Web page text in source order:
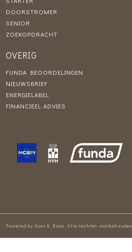
DOORSTROMER
SENIOR
ZOEKOPDRACHT
OVERIG
FUNDA BEOORDELINGEN
NIEUWSBRIEF
ENERGIELABEL
FINANCIEEL ADVIES
Powered by Goes & Roos Alle rechten voorbehouden